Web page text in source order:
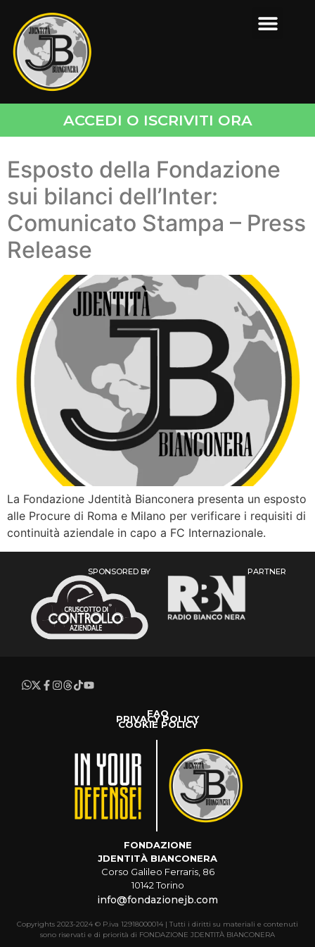
ACCEDI O ISCRIVITI ORA
Esposto della Fondazione
sui bilanci dell’Inter:
Comunicato Stampa – Press
Release
La Fondazione Jdentità Bianconera presenta un esposto
alle Procure di Roma e Milano per verificare i requisiti di
continuità aziendale in capo a FC Internazionale.
SPONSORED BY PARTNER
FAQ
PRIVACY POLICY
COOKIE POLICY
FONDAZIONE
JDENTITÀ BIANCONERA
Corso Galileo Ferraris, 86
10142 Torino
info@fondazionejb.com
Copyrights 2023-2024 © P.iva 12918000014 | Tutti i diritti su materiali e contenuti
sono riservati e di priorità di FONDAZIONE JDENTITÀ BIANCONERA